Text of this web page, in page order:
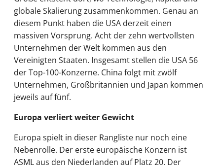
globale Skalierung zusammenkommen. Genau an
diesem Punkt haben die USA derzeit einen
massiven Vorsprung. Acht der zehn wertvollsten
Unternehmen der Welt kommen aus den
Vereinigten Staaten. Insgesamt stellen die USA 56
der Top-100-Konzerne. China folgt mit zwölf
Unternehmen, Großbritannien und Japan kommen
jeweils auf fünf.
Europa verliert weiter Gewicht
Europa spielt in dieser Rangliste nur noch eine
Nebenrolle. Der erste europäische Konzern ist
ASML aus den Niederlanden auf Platz 20. Der